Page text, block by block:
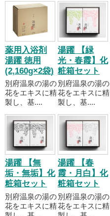
薬用入浴剤
湯躍 徳用
(2,160g×2袋)
別府温泉の湯の
花をエキスに精
製し、基....
湯躍 【緑
光・春霞】化
粧箱セット
別府温泉の湯の
花をエキスに精
製し、基....
湯躍 【無
垢・無垢】化
粧箱セット
別府温泉の湯の
花をエキスに精
湯躍 【春
霞・月白】化
粧箱セット
別府温泉の湯の
花をエキスに精